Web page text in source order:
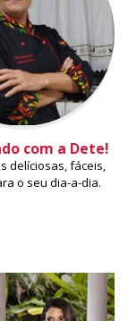
com a Dete!
delíciosas, fáceis,
o seu dia-a-dia.